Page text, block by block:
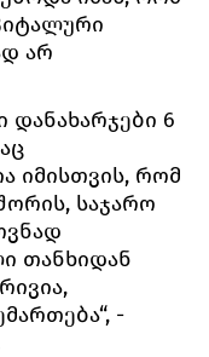
არ
6
იმისთვის, რომ
საჯარო
თანხიდან
-